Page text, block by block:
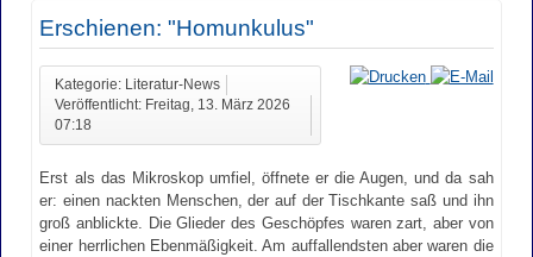
Erschienen: "Homunkulus"
Kategorie: Literatur-News
Veröffentlicht: Freitag, 13. März 2026
07:18
Erst als das Mikroskop umfiel, öffnete er die Augen, und da sah
er: einen nackten Menschen, der auf der Tischkante saß und ihn
groß anblickte. Die Glieder des Geschöpfes waren zart, aber von
einer herrlichen Ebenmäßigkeit. Am auffallendsten aber waren die